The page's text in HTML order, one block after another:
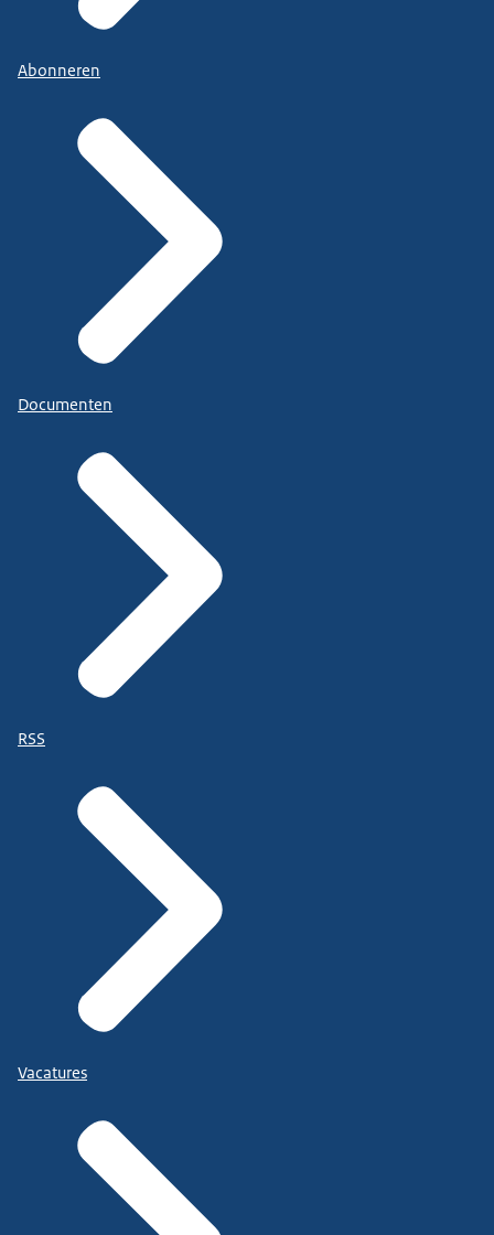
Abonneren
Documenten
RSS
Vacatures